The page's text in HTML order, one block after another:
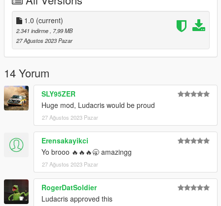
1.0 (current)
2.341 indirme
, 7,99 MB
27 Ağustos 2023 Pazar
14 Yorum
SLY95ZER
Huge mod, Ludacris would be proud
27 Ağustos 2023 Pazar
Erensakayikci
Yo brooo 🔥🔥🔥🥱 amazingg
27 Ağustos 2023 Pazar
RogerDatSoldier
Ludacris approved this